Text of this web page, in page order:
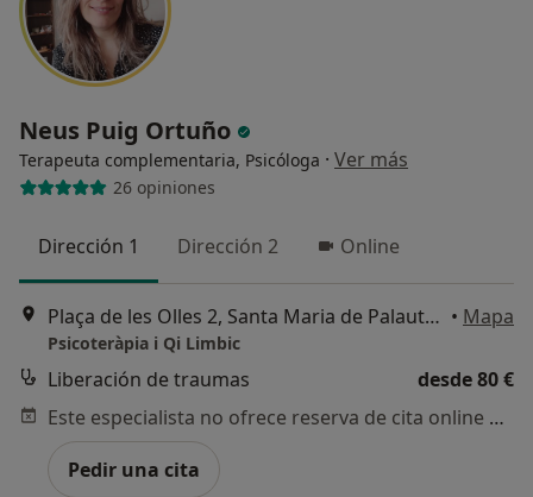
Neus Puig Ortuño
Terapeuta complementaria, Psicóloga · Ver más
26 opiniones
Dirección 1 Dirección 2 Online
Plaça de les Olles 2, Santa Maria de Palautordera • Mapa
Psicoteràpia i Qi Limbic
Liberación de traumas
desde 80 €
Este especialista no ofrece reserva de cita online en esta dirección.
Pedir una cita